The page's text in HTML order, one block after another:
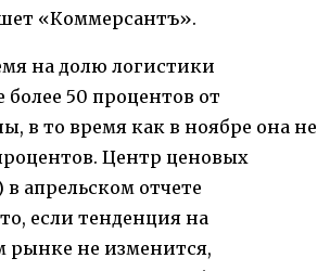
«Коммерсантъ».
на долю логистики
50 процентов от
в то время как в ноябре она не
Центр ценовых
апрельском отчете
если тенденция на
рынке не изменится,